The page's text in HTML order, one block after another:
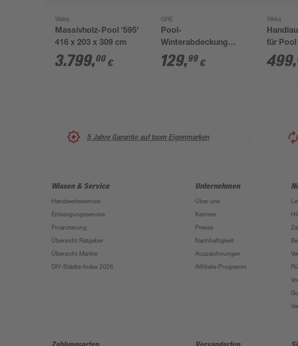
Weka
Massivholz-Pool '595'
416 x 203 x 309 cm
3.799,00 €
GRE
Pool-
Winterabdeckung
schwarz 410 x 610 cm
129,99 €
Weka
für Pool
499,
5 Jahre Garantie auf toom Eigenmarken
Wissen & Service
Handwerksservice
Entsorgungsservice
Finanzierung
Übersicht Ratgeber
Übersicht Märkte
DIY-Städte-Index 2026
Unternehmen
Über uns
Karriere
Presse
Nachhaltigkeit
Auszeichnungen
Affiliate-Programm
Zahlungsarten Versandarten